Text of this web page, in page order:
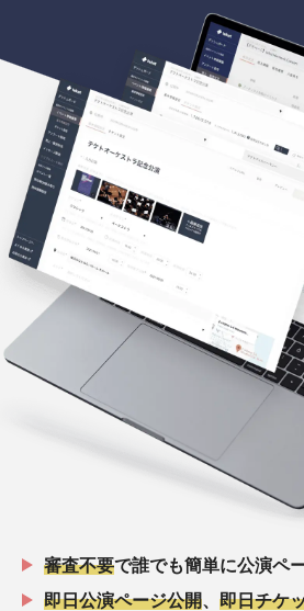
審査不要で誰でも簡単に公演ペ
即日公演ページ公開
即日チケ